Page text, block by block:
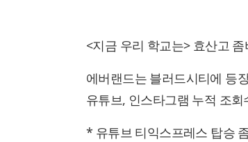
<지금 우리 학교는> 효산고
에버랜드는 블러드시티에 등
유튜브, 인스타그램 누적 조
* 유튜브 티익스프레스 탑승